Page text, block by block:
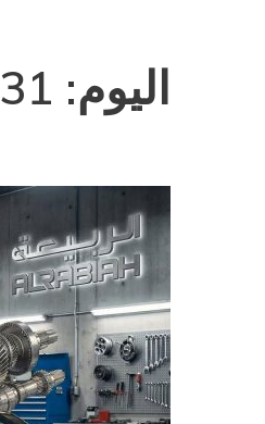
اليوم: 31 مارس، 2026